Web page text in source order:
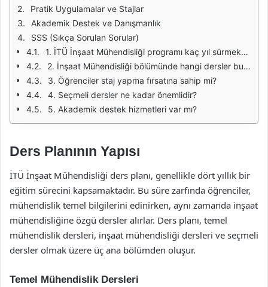
Pratik Uygulamalar ve Stajlar
Akademik Destek ve Danışmanlık
SSS (Sıkça Sorulan Sorular)
1. İTÜ İnşaat Mühendisliği programı kaç yıl sürmektedir?
2. İnşaat Mühendisliği bölümünde hangi dersler bulunmaktadır?
3. Öğrenciler staj yapma fırsatına sahip mi?
4. Seçmeli dersler ne kadar önemlidir?
5. Akademik destek hizmetleri var mı?
Ders Planının Yapısı
İTÜ İnşaat Mühendisliği ders planı, genellikle dört yıllık bir
eğitim sürecini kapsamaktadır. Bu süre zarfında öğrenciler,
mühendislik temel bilgilerini edinirken, aynı zamanda inşaat
mühendisliğine özgü dersler alırlar. Ders planı, temel
mühendislik dersleri, inşaat mühendisliği dersleri ve seçmeli
dersler olmak üzere üç ana bölümden oluşur.
Temel Mühendislik Dersleri